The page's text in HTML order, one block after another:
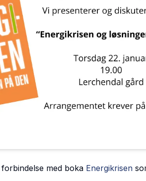
med boka Energikrisen